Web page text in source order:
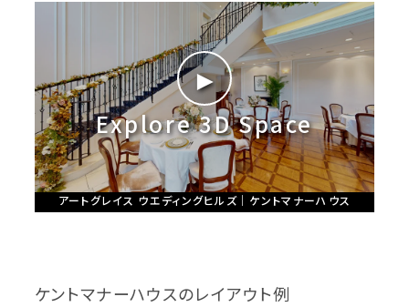
►
Explore 3D Space
アートグレイス ウエディングヒルズ｜ケントマナーハウス
ケントマナーハウスのレイアウト例